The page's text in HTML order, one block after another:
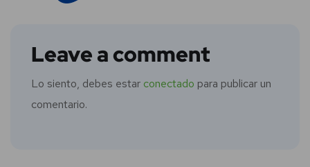
Leave a comment
Lo siento, debes estar conectado para publicar un
comentario.